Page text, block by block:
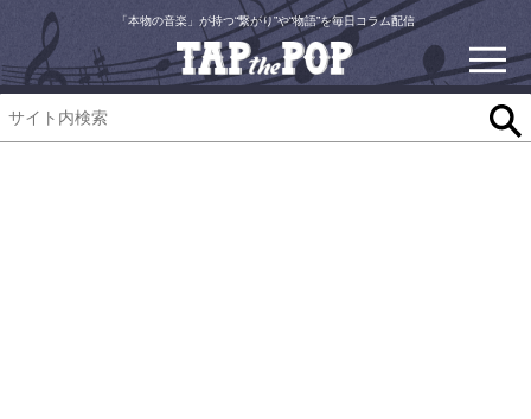
「本物の音楽」が持つ“繋がり”や“物語”を毎日コラム配信